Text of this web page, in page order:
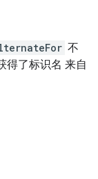
不
得了标识名 来自